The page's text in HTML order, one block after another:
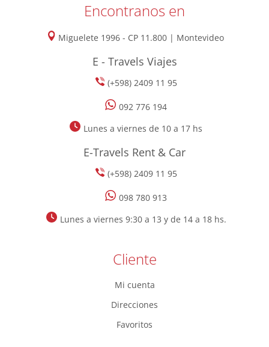
Encontranos en
Miguelete 1996 - CP 11.800 | Montevideo
E - Travels Viajes
(+598) 2409 11 95
092 776 194
Lunes a viernes de 10 a 17 hs
E-Travels Rent & Car
(+598) 2409 11 95
098 780 913
Lunes a viernes 9:30 a 13 y de 14 a 18 hs.
Cliente
Mi cuenta
Direcciones
Favoritos